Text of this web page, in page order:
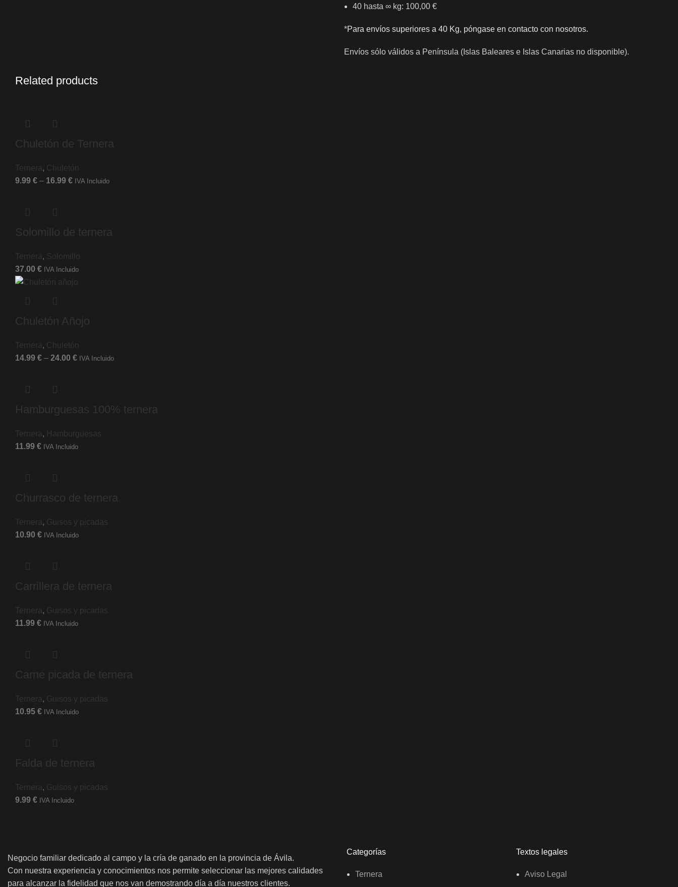
40 hasta ∞ kg: 100,00 €
*Para envíos superiores a 40 Kg, póngase en contacto con nosotros.
Envíos sólo válidos a Península (Islas Baleares e Islas Canarias no disponible).
Related products
Chuletón de Ternera
Ternera, Chuletón
9.99 € – 16.99 € IVA Incluido
Solomillo de ternera
Ternera, Solomillo
37.00 € IVA Incluido
Chuletón Añojo
Ternera, Chuletón
14.99 € – 24.00 € IVA Incluido
Hamburguesas 100% ternera
Ternera, Hamburguesas
11.99 € IVA Incluido
Churrasco de ternera
Ternera, Guisos y picadas
10.90 € IVA Incluido
Carrillera de ternera
Ternera, Guisos y picadas
11.99 € IVA Incluido
Carne picada de ternera
Ternera, Guisos y picadas
10.95 € IVA Incluido
Falda de ternera
Ternera, Guisos y picadas
9.99 € IVA Incluido
Negocio familiar dedicado al campo y la cría de ganado en la provincia de Ávila.
Con nuestra experiencia y conocimientos nos permite seleccionar las mejores calidades
para alcanzar la fidelidad que nos van demostrando día a día nuestros clientes.
Categorías
Ternera
Textos legales
Aviso Legal